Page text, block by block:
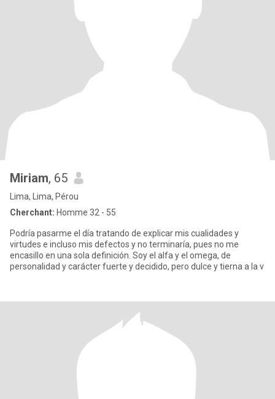
Miriam, 65
Lima, Lima, Pérou
Cherchant: Homme 32 - 55
Podría pasarme el día tratando de explicar mis cualidades y
virtudes e incluso mis defectos y no terminaría, pues no me
encasillo en una sola definición. Soy el alfa y el omega, de
personalidad y carácter fuerte y decidido, pero dulce y tierna a la v